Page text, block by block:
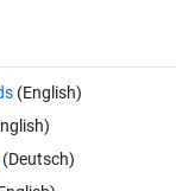
0 voti
(English)
(Deutsch)